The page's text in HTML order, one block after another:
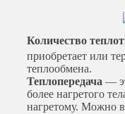
Количество
приобретает или
теплообмена.
Теплопередача —
более нагретого
нагретому. Можно